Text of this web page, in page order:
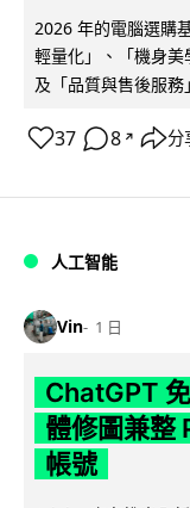
2026 年的電腦選購
輕量化」、「機身
及「品質與售後服務
37 8 ↗ 分
人工智能
Vin 1 日
ChatGPT
體修圖兼整
帳號